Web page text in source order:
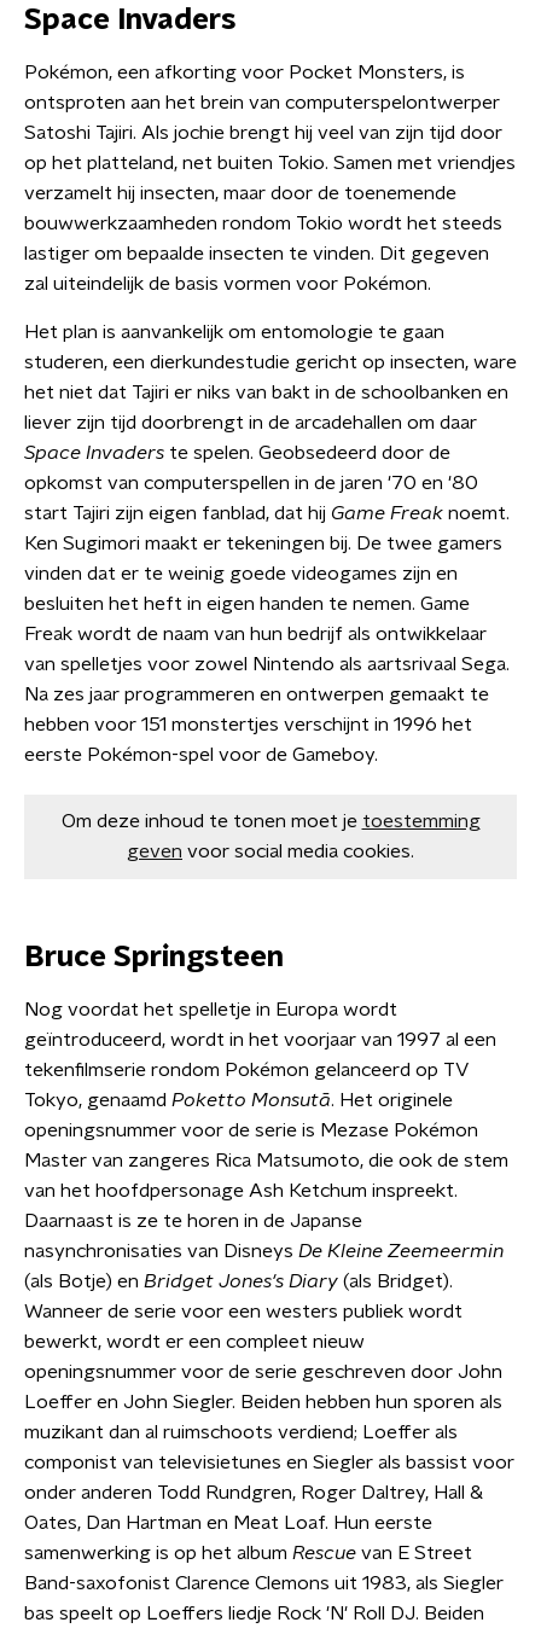
Space Invaders
Pokémon, een afkorting voor Pocket Monsters, is
ontsproten aan het brein van computerspelontwerper
Satoshi Tajiri. Als jochie brengt hij veel van zijn tijd door
op het platteland, net buiten Tokio. Samen met vriendjes
verzamelt hij insecten, maar door de toenemende
bouwwerkzaamheden rondom Tokio wordt het steeds
lastiger om bepaalde insecten te vinden. Dit gegeven
zal uiteindelijk de basis vormen voor Pokémon.
Het plan is aanvankelijk om entomologie te gaan
studeren, een dierkundestudie gericht op insecten, ware
het niet dat Tajiri er niks van bakt in de schoolbanken en
liever zijn tijd doorbrengt in de arcadehallen om daar
Space Invaders te spelen. Geobsedeerd door de
opkomst van computerspellen in de jaren '70 en '80
start Tajiri zijn eigen fanblad, dat hij Game Freak noemt.
Ken Sugimori maakt er tekeningen bij. De twee gamers
vinden dat er te weinig goede videogames zijn en
besluiten het heft in eigen handen te nemen. Game
Freak wordt de naam van hun bedrijf als ontwikkelaar
van spelletjes voor zowel Nintendo als aartsrivaal Sega.
Na zes jaar programmeren en ontwerpen gemaakt te
hebben voor 151 monstertjes verschijnt in 1996 het
eerste Pokémon-spel voor de Gameboy.
Om deze inhoud te tonen moet je toestemming
geven voor social media cookies.
Bruce Springsteen
Nog voordat het spelletje in Europa wordt
geïntroduceerd, wordt in het voorjaar van 1997 al een
tekenfilmserie rondom Pokémon gelanceerd op TV
Tokyo, genaamd Poketto Monsutā. Het originele
openingsnummer voor de serie is Mezase Pokémon
Master van zangeres Rica Matsumoto, die ook de stem
van het hoofdpersonage Ash Ketchum inspreekt.
Daarnaast is ze te horen in de Japanse
nasynchronisaties van Disneys De Kleine Zeemeermin
(als Botje) en Bridget Jones's Diary (als Bridget).
Wanneer de serie voor een westers publiek wordt
bewerkt, wordt er een compleet nieuw
openingsnummer voor de serie geschreven door John
Loeffer en John Siegler. Beiden hebben hun sporen als
muzikant dan al ruimschoots verdiend; Loeffer als
componist van televisietunes en Siegler als bassist voor
onder anderen Todd Rundgren, Roger Daltrey, Hall &
Oates, Dan Hartman en Meat Loaf. Hun eerste
samenwerking is op het album Rescue van E Street
Band-saxofonist Clarence Clemons uit 1983, als Siegler
bas speelt op Loeffers liedje Rock 'N' Roll DJ. Beiden